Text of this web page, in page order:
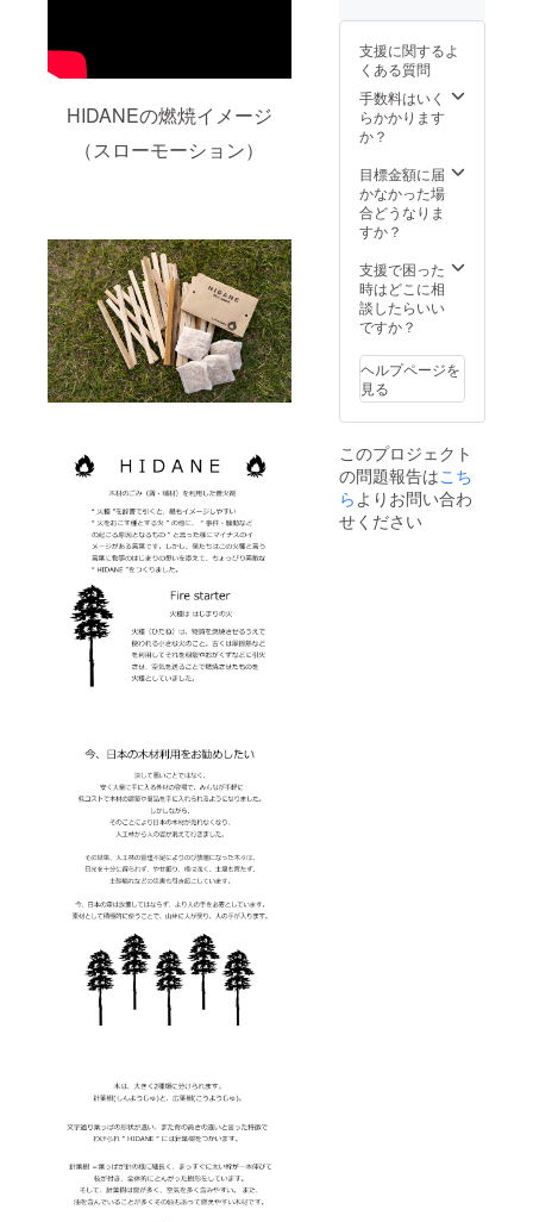
HIDANEの燃焼イメージ
（スローモーション）
す
ズ差に
数が変
わる場
合がご
ざいま
す ※ ピ
同梱ス
ペース
確保の
為短い
ざりま
す ※ 送
料込の
価格で
支援に関するよ
くある質問
手数料はいく
らかかります
か？
目標金額に届
かなかった場
合どうなりま
すか？
支援で困った
時はどこに相
談したらいい
ですか？
ヘルプページを
見る
このプロジェクト
の問題報告はこち
ら よりお問い合わ
せください